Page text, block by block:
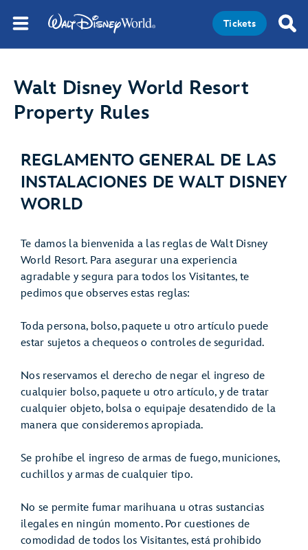
Tickets
Walt Disney World Resort
Property Rules
REGLAMENTO GENERAL DE LAS
INSTALACIONES DE WALT DISNEY
WORLD
Te damos la bienvenida a las reglas de Walt Disney
World Resort. Para asegurar una experiencia
agradable y segura para todos los Visitantes, te
pedimos que observes estas reglas:
Toda persona, bolso, paquete u otro artículo puede
estar sujetos a chequeos o controles de seguridad.
Nos reservamos el derecho de negar el ingreso de
cualquier bolso, paquete u otro artículo, y de tratar
cualquier objeto, bolsa o equipaje desatendido de la
manera que consideremos apropiada.
Se prohíbe el ingreso de armas de fuego, municiones,
cuchillos y armas de cualquier tipo.
No se permite fumar marihuana u otras sustancias
ilegales en ningún momento. Por cuestiones de
comodidad de todos los Visitantes, está prohibido